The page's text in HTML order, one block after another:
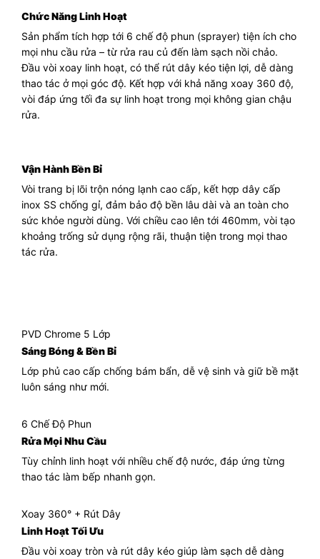
Chức Năng Linh Hoạt
Sản phẩm tích hợp tới 6 chế độ phun (sprayer) tiện ích cho
mọi nhu cầu rửa – từ rửa rau củ đến làm sạch nồi chảo.
Đầu vòi xoay linh hoạt, có thể rút dây kéo tiện lợi, dễ dàng
thao tác ở mọi góc độ. Kết hợp với khả năng xoay 360 độ,
vòi đáp ứng tối đa sự linh hoạt trong mọi không gian chậu
rửa.
Vận Hành Bền Bỉ
Vòi trang bị lõi trộn nóng lạnh cao cấp, kết hợp dây cấp
inox SS chống gỉ, đảm bảo độ bền lâu dài và an toàn cho
sức khỏe người dùng. Với chiều cao lên tới 460mm, vòi tạo
khoảng trống sử dụng rộng rãi, thuận tiện trong mọi thao
tác rửa.
PVD Chrome 5 Lớp
Sáng Bóng & Bền Bỉ
Lớp phủ cao cấp chống bám bẩn, dễ vệ sinh và giữ bề mặt
luôn sáng như mới.
6 Chế Độ Phun
Rửa Mọi Nhu Cầu
Tùy chỉnh linh hoạt với nhiều chế độ nước, đáp ứng từng
thao tác làm bếp nhanh gọn.
Xoay 360° + Rút Dây
Linh Hoạt Tối Ưu
Đầu vòi xoay tròn và rút dây kéo giúp làm sạch dễ dàng